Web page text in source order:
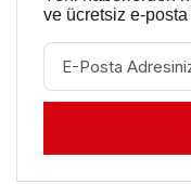
ve ücretsiz e-